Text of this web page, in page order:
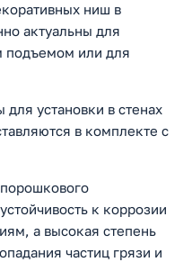
ниш в
актуальны для
подъемом или для
установки в стенах
в комплекте с
к коррозии
а высокая степень
частиц грязи и